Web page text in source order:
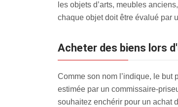
les objets d’arts, meubles
chaque objet doit être évalué par
Acheter des biens lors
Comme son nom l’indique, le but
estimée par un commissaire-
souhaitez enchérir pour un achat